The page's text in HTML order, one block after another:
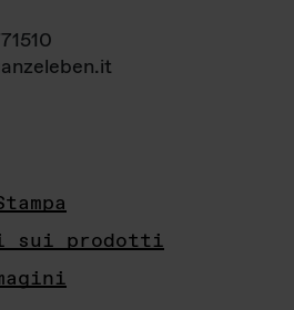
sui prodotti